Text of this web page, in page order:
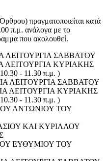
πραγματοποιείται κατά
π.μ. ανάλογα με το
που ακολουθεί.
ΛΕΙΤΟΥΡΓΙΑ ΣΑΒΒΑΤΟΥ
ΛΕΙΤΟΥΡΓΙΑ ΚΥΡΙΑΚΗΣ
- 11.30 π.μ. )
ΛΕΙΤΟΥΡΓΙΑ ΣΑΒΒΑΤΟΥ
ΛΕΙΤΟΥΡΓΙΑ ΚΥΡΙΑΚΗΣ
- 11.30 π.μ. )
ΑΝΤΩΝΙΟΥ ΤΟΥ
ΚΑΙ ΚΥΡΙΛΛΟΥ
ΕΥΘΥΜΙΟΥ ΤΟΥ